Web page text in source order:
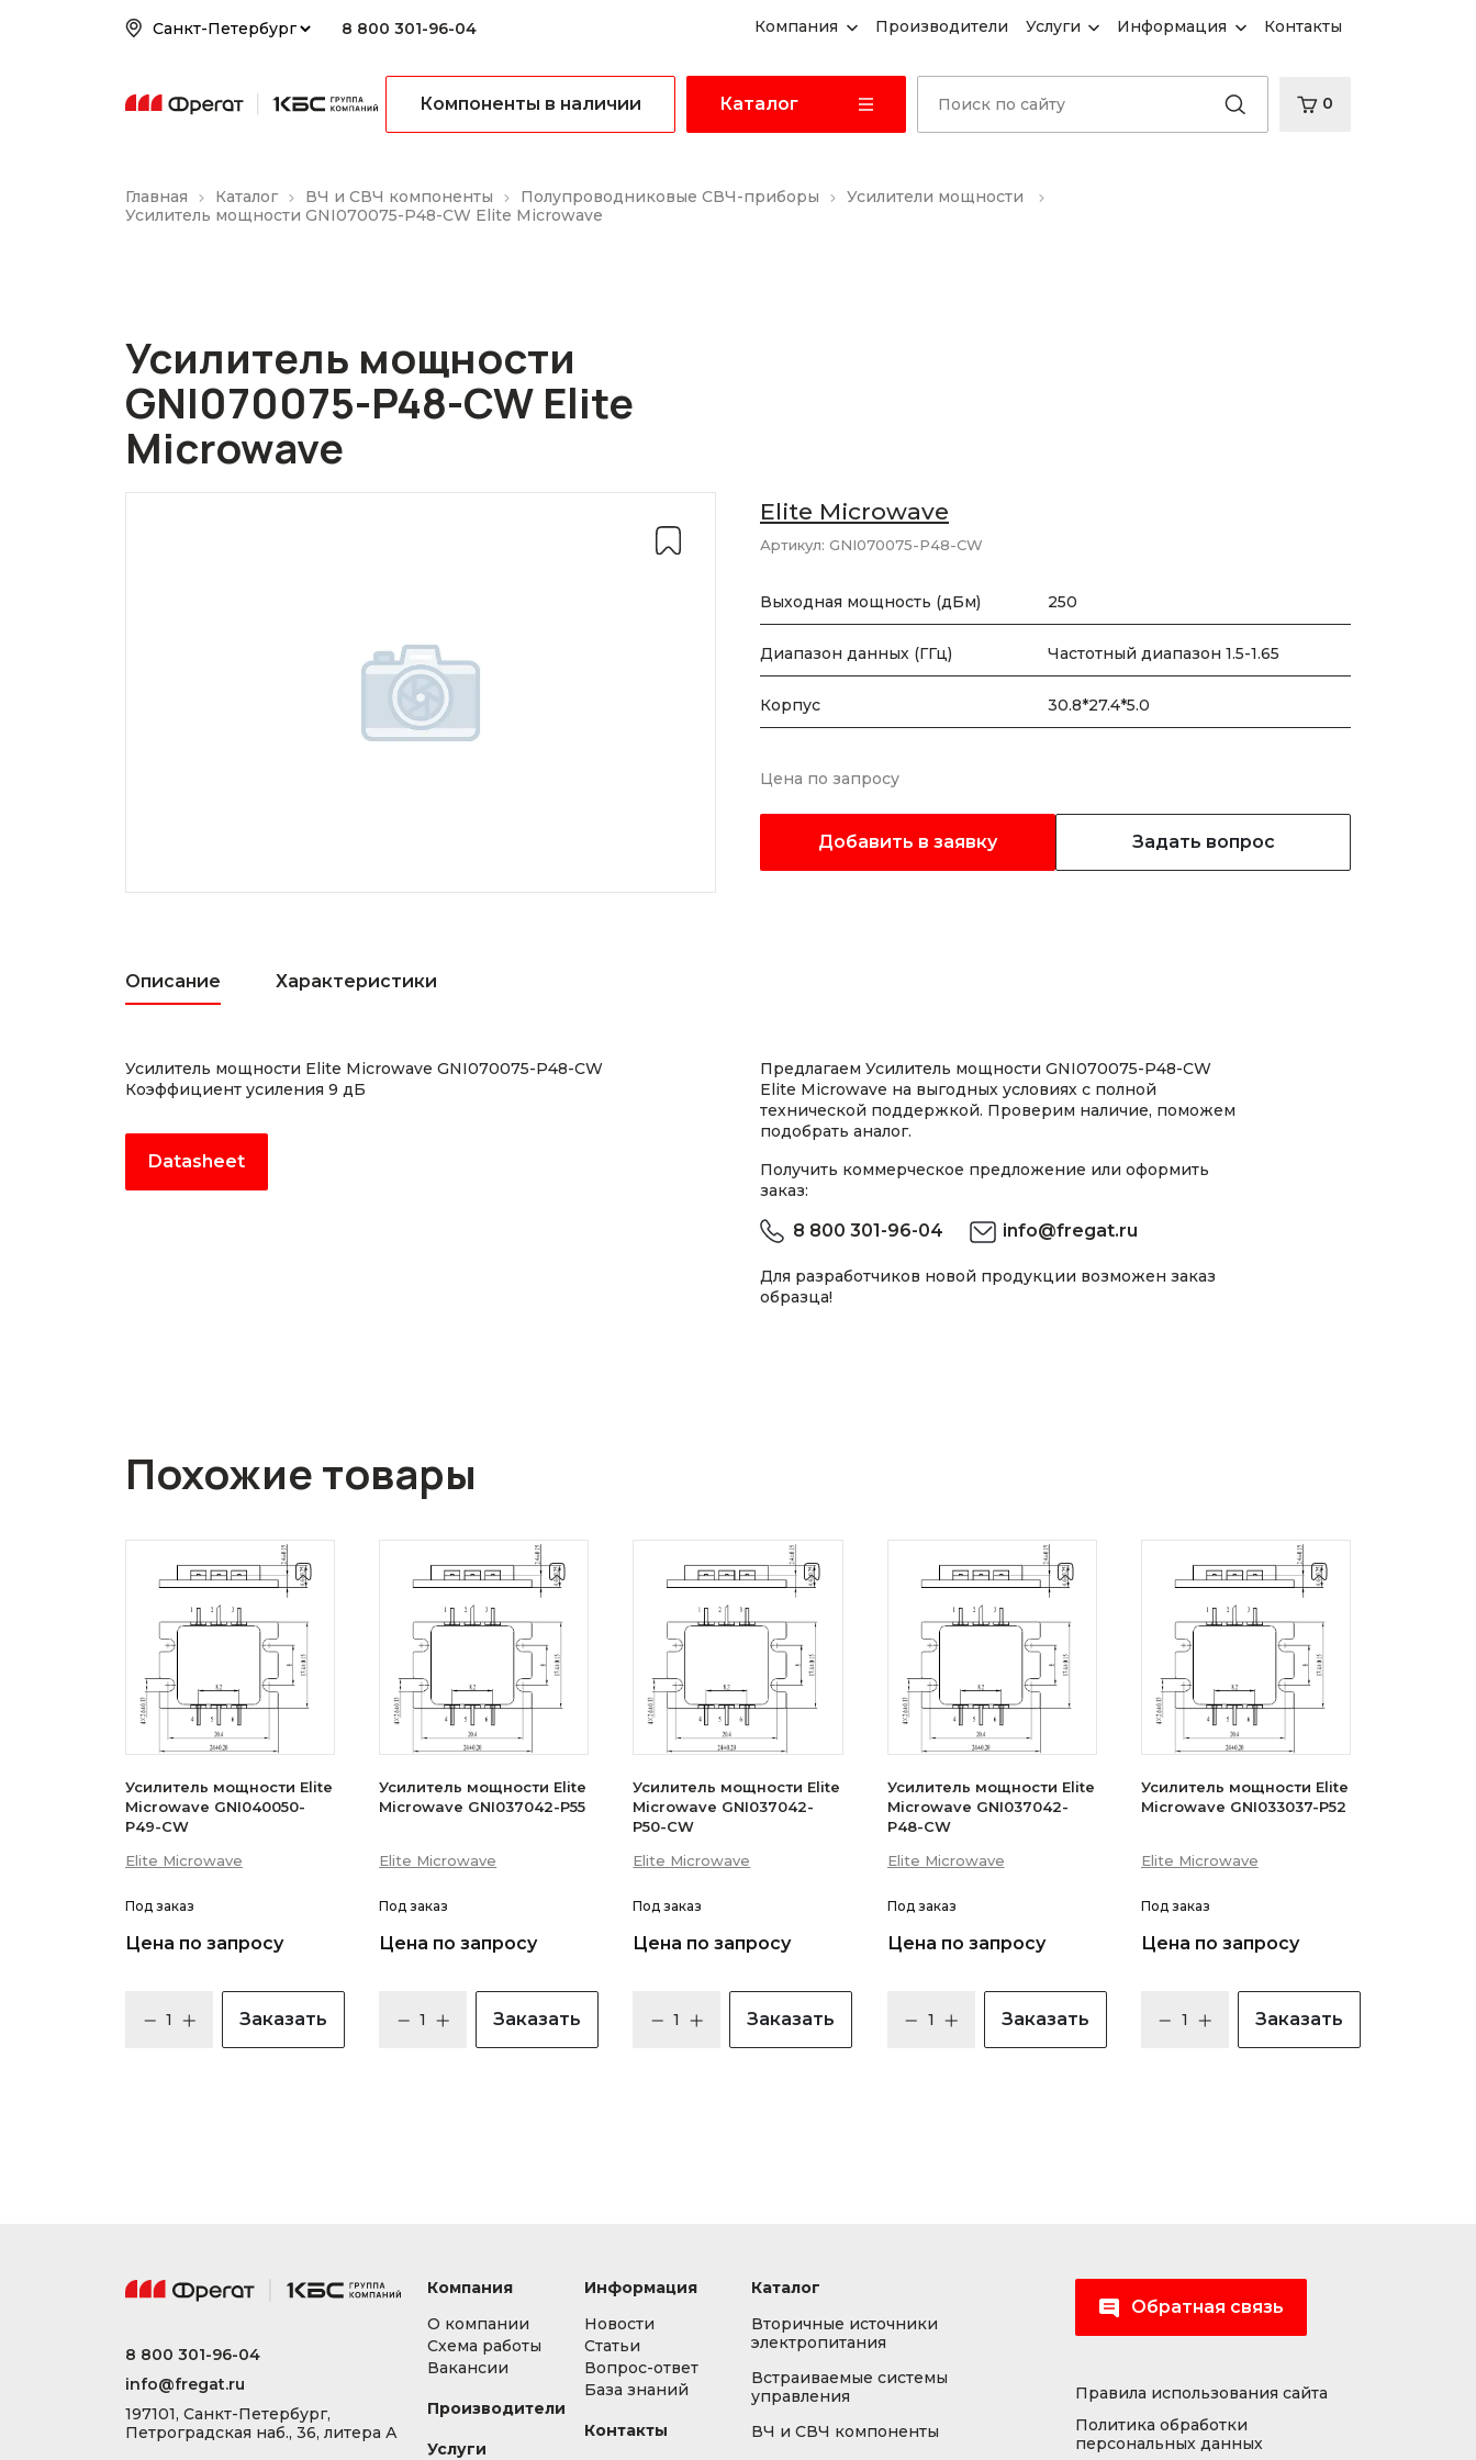
8 800 301-96-04 Компания Производители Услуги Информация Контакты
Компоненты в наличии Каталог 0
Главная Каталог ВЧ и СВЧ компоненты Полупроводниковые СВЧ-приборы
Усилители мощности
Усилитель мощности GNI070075-P48-CW Elite Microwave
Усилитель мощности
GNI070075-P48-CW Elite
Microwave
Elite Microwave
Артикул: GNI070075-P48-CW
Выходная мощность (дБм) 250
Диапазон данных (ГГц) Частотный диапазон 1.5-1.65
Корпус 30.8*27.4*5.0
Цена по запросу
Добавить в заявку Задать вопрос
Описание Характеристики
Усилитель мощности Elite Microwave GNI070075-P48-CW
Коэффициент усиления 9 дБ
Datasheet
Предлагаем Усилитель мощности GNI070075-P48-CW
Elite Microwave на выгодных условиях с полной
технической поддержкой. Проверим наличие, поможем
подобрать аналог.
Получить коммерческое предложение или оформить
заказ:
8 800 301-96-04 info@fregat.ru
Для разработчиков новой продукции возможен заказ
образца!
Похожие товары
Усилитель мощности Elite
Microwave GNI040050-
P49-CW
Elite Microwave
Под заказ
Цена по запросу
Заказать
Усилитель мощности Elite
Microwave GNI037042-P55
Elite Microwave
Под заказ
Цена по запросу
Заказать
Усилитель мощности Elite
Microwave GNI037042-
P50-CW
Elite Microwave
Под заказ
Цена по запросу
Заказать
Усилитель мощности Elite
Microwave GNI037042-
P48-CW
Elite Microwave
Под заказ
Цена по запросу
Заказать
Усилитель мощности Elite
Microwave GNI033037-P52
Elite Microwave
Под заказ
Цена по запросу
Заказать
8 800 301-96-04
info@fregat.ru
197101, Санкт-Петербург,
Петроградская наб., 36, литера А
Компания
О компании
Схема работы
Вакансии
Производители
Услуги
Информация
Новости
Статьи
Вопрос-ответ
База знаний
Контакты
Каталог
Вторичные источники
электропитания
Встраиваемые системы
управления
ВЧ и СВЧ компоненты
Обратная связь
Правила использования сайта
Политика обработки
персональных данных